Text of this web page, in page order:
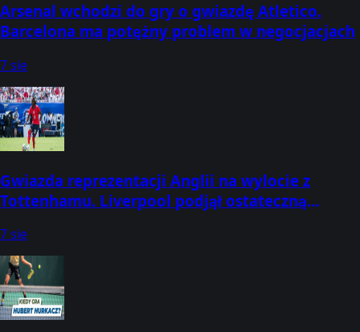
Arsenal wchodzi do gry o gwiazdę Atletico.
Barcelona ma potężny problem w negocjacjach
7 sie
Gwiazda reprezentacji Anglii na wylocie z
Tottenhamu. Liverpool podjął ostateczną
7 sie